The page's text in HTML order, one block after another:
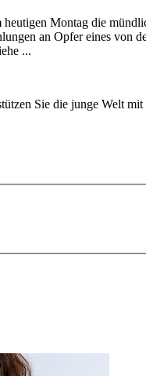
Montag die
an Opfer eines
...
Sie die junge Welt